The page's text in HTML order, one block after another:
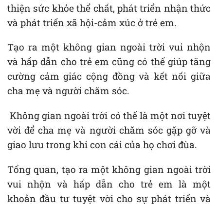
thiện sức khỏe thể chất, phát triển nhận thức
và phát triển xã hội-cảm xúc ở trẻ em.
Tạo ra một không gian ngoài trời vui nhộn
và hấp dẫn cho trẻ em cũng có thể giúp tăng
cường cảm giác cộng đồng và kết nối giữa
cha mẹ và người chăm sóc.
Không gian ngoài trời có thể là một nơi tuyệt
vời để cha mẹ và người chăm sóc gặp gỡ và
giao lưu trong khi con cái của họ chơi đùa.
Tổng quan, tạo ra một không gian ngoài trời
vui nhộn và hấp dẫn cho trẻ em là một
khoản đầu tư tuyệt vời cho sự phát triển và